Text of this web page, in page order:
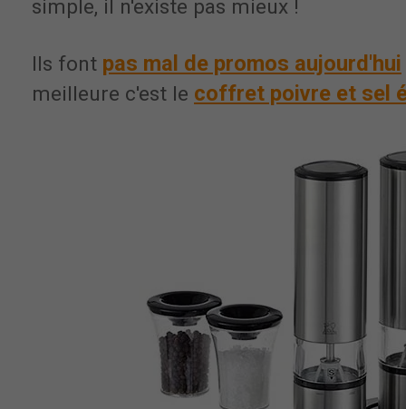
simple, il n'existe pas mieux !
Ils font pas mal de promos aujourd'hui
meilleure c'est le coffret poivre et sel